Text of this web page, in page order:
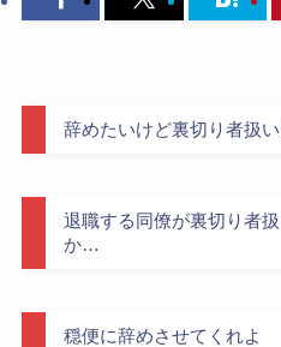
辞めたいけど裏切り者扱
退職する同僚が裏切り者
か…
穏便に辞めさせてくれよ